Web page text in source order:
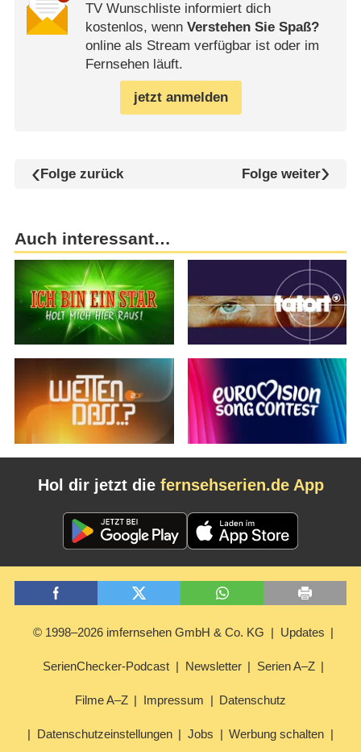
TV Wunschliste informiert dich
kostenlos, wenn Verstehen Sie Spaß?
online als Stream verfügbar ist oder im
Fernsehen läuft.
jetzt anmelden
Folge zurück Folge weiter
Auch interessant…
Hol dir jetzt die fernsehserien.de App
© 1998–2026 imfernsehen GmbH & Co. KG Updates
SerienChecker-Podcast Newsletter Serien A–Z
Filme A–Z Impressum Datenschutz
Datenschutzeinstellungen Jobs Werbung schalten